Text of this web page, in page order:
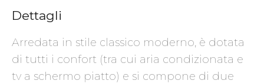
Dettagli
Arredata in stile classico moderno, è dotata
di tutti i confort (tra cui aria condizionata e
tv a schermo piatto) e si compone di due